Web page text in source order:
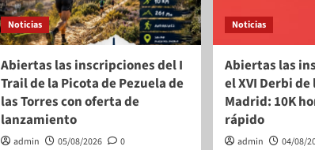
Noticias
Abiertas las inscripciones del I
Trail de la Picota de Pezuela de
las Torres con oferta de
lanzamiento
admin 05/08/2026 0
Noticias
Abiertas las
el XVI Derbi
Madrid: 10K
rápido
admin 04/08/